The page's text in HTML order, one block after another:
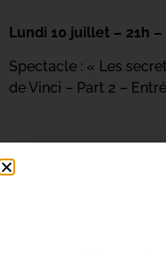
Lundi 10 juillet – 21h
Spectacle : « Les
de Vinci – Part 2 –
Infos | 04 95 31 16 94 |